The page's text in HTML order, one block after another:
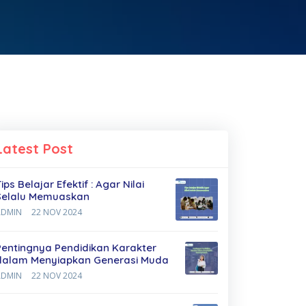
Post
Belajar Efektif : Agar Nilai
Memuaskan
22 NOV 2024
Pendidikan Karakter
Menyiapkan Generasi Muda
22 NOV 2024